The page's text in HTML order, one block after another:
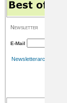
Newsletter
E-Mail
Newsletterarchiv